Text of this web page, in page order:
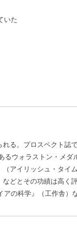
いた
る。プロスペクト誌
るウォラストン・メダ
アイリッシュ・タイ
どとその功績は高く
の科学』（工作舎）な